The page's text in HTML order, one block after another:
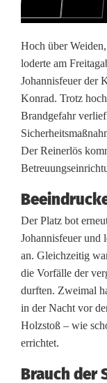
s
e
u
e
r
h
o
c
h
ü
b
e
Hoch über
loderte am
Johannisfeuer der
Konrad. Trotz
Brandgefahr
Der Reinerlös
Der Platz bot
Johannisfeuer und
an. Gleichzeitig
die Vorfälle der
durften. Zweimal
in der Nacht vor
Holzstoß – wie
errichtet.
Brauch der